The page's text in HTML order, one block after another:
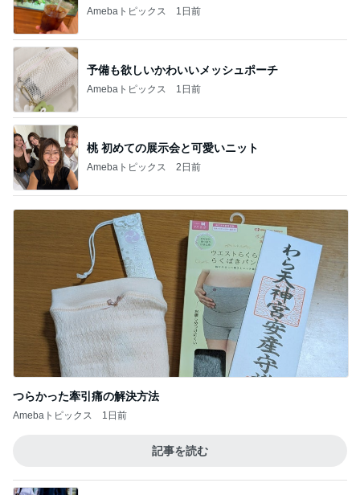
Amebaトピックス 1日前
予備も欲しいかわいいメッシュポーチ
Amebaトピックス 1日前
桃 初めての展示会と可愛いニット
Amebaトピックス 2日前
つらかった牽引痛の解決方法
Amebaトピックス 1日前
記事を読む